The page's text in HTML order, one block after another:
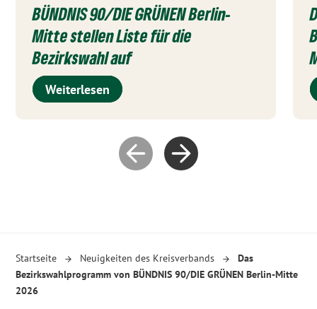
BÜNDNIS 90/DIE GRÜNEN Berlin-
Mitte stellen Liste für die
Bezirkswahl auf
Weiterlesen
Startseite Neuigkeiten des Kreisverbands
Das
Bezirkswahlprogramm von BÜNDNIS 90/DIE GRÜNEN Berlin-Mitte
2026